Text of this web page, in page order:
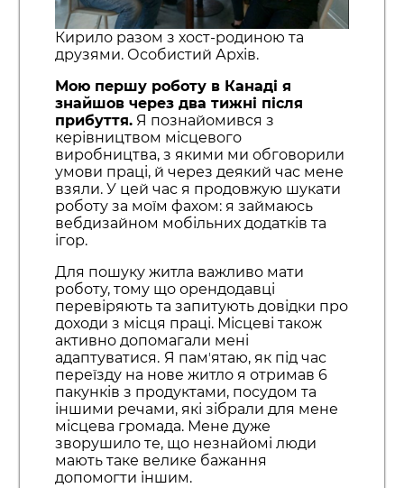
Кирило разом з хост-родиною та
друзями. Особистий Архів.
Мою першу роботу в Канаді я
знайшов через два тижні після
прибуття.Я познайомився з
керівництвом місцевого
виробництва, з якими ми обговорили
умови праці, й через деякий час мене
взяли. У цей час я продовжую шукати
роботу за моїм фахом: я займаюсь
вебдизайном мобільних додатків та
ігор.
Для пошуку житла важливо мати
роботу, тому що орендодавці
перевіряють та запитують довідки про
доходи з місця праці. Місцеві також
активно допомагали мені
адаптуватися. Я памʼятаю, як під час
переїзду на нове житло я отримав 6
пакунків з продуктами, посудом та
іншими речами, які зібрали для мене
місцева громада. Мене дуже
зворушило те, що незнайомі люди
мають таке велике бажання
допомогти іншим.